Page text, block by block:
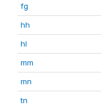
fg
hh
hl
mm
mn
tn